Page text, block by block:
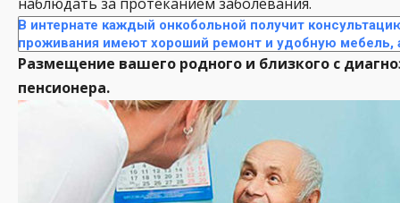
В интернате каждый онкобольной получит
проживания имеют хороший ремонт и удобную мебель,
Размещение вашего родного и близкого с
пенсионера.